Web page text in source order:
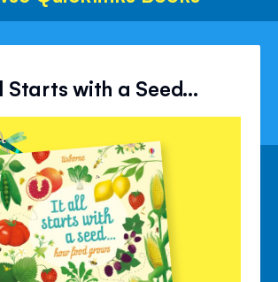
Starts with a Seed...